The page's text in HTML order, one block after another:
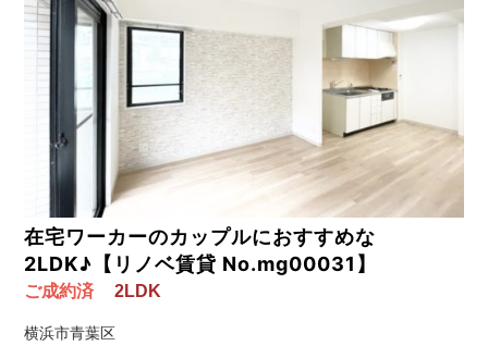
在宅ワーカーのカップルにおすすめな
2LDK♪【リノベ賃貸 No.mg00031】
ご成約済 2LDK
横浜市青葉区